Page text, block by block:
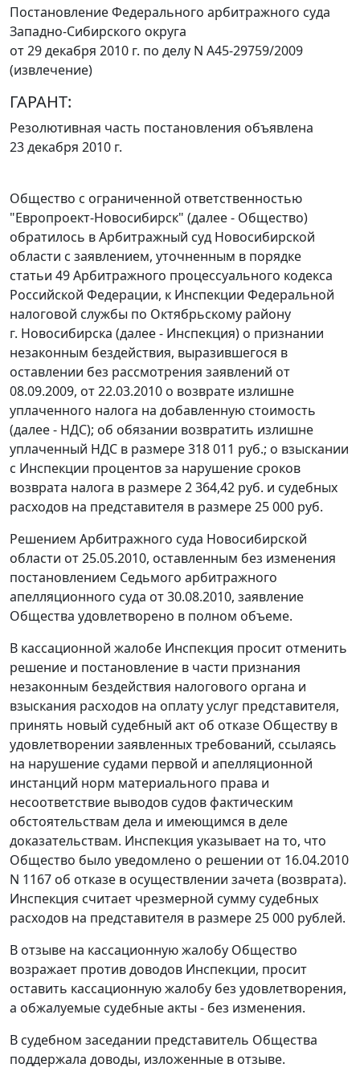
Постановление Федерального арбитражного суда
Западно-Сибирского округа
от 29 декабря 2010 г. по делу N А45-29759/2009
(извлечение)
ГАРАНТ:
Резолютивная часть постановления объявлена
23 декабря 2010 г.
Общество с ограниченной ответственностью
"Европроект-Новосибирск" (далее - Общество)
обратилось в Арбитражный суд Новосибирской
области с заявлением, уточненным в порядке
статьи 49Арбитражного процессуального кодекса
Российской Федерации, к Инспекции Федеральной
налоговой службы по Октябрьскому району
г. Новосибирска (далее - Инспекция) о признании
незаконным бездействия, выразившегося в
оставлении без рассмотрения заявлений от
08.09.2009, от 22.03.2010 о возврате излишне
уплаченного налога на добавленную стоимость
(далее - НДС); об обязании возвратить излишне
уплаченный НДС в размере 318 011 руб.; о взыскании
с Инспекции процентов за нарушение сроков
возврата налога в размере 2 364,42 руб. и судебных
расходов на представителя в размере 25 000 руб.
Решением Арбитражного суда Новосибирской
области от 25.05.2010, оставленным без изменения
постановлением Седьмого арбитражного
апелляционного суда от 30.08.2010, заявление
Общества удовлетворено в полном объеме.
В кассационной жалобе Инспекция просит отменить
решение и постановление в части признания
незаконным бездействия налогового органа и
взыскания расходов на оплату услуг представителя,
принять новый судебный акт об отказе Обществу в
удовлетворении заявленных требований, ссылаясь
на нарушение судами первой и апелляционной
инстанций норм материального права и
несоответствие выводов судов фактическим
обстоятельствам дела и имеющимся в деле
доказательствам. Инспекция указывает на то, что
Общество было уведомлено о решении от 16.04.2010
N 1167 об отказе в осуществлении зачета (возврата).
Инспекция считает чрезмерной сумму судебных
расходов на представителя в размере 25 000 рублей.
В отзыве на кассационную жалобу Общество
возражает против доводов Инспекции, просит
оставить кассационную жалобу без удовлетворения,
а обжалуемые судебные акты - без изменения.
В судебном заседании представитель Общества
поддержала доводы, изложенные в отзыве.